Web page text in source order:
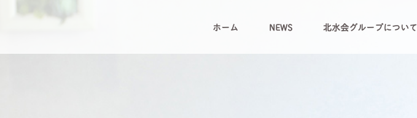
ホーム NEWS 北水会グループについて